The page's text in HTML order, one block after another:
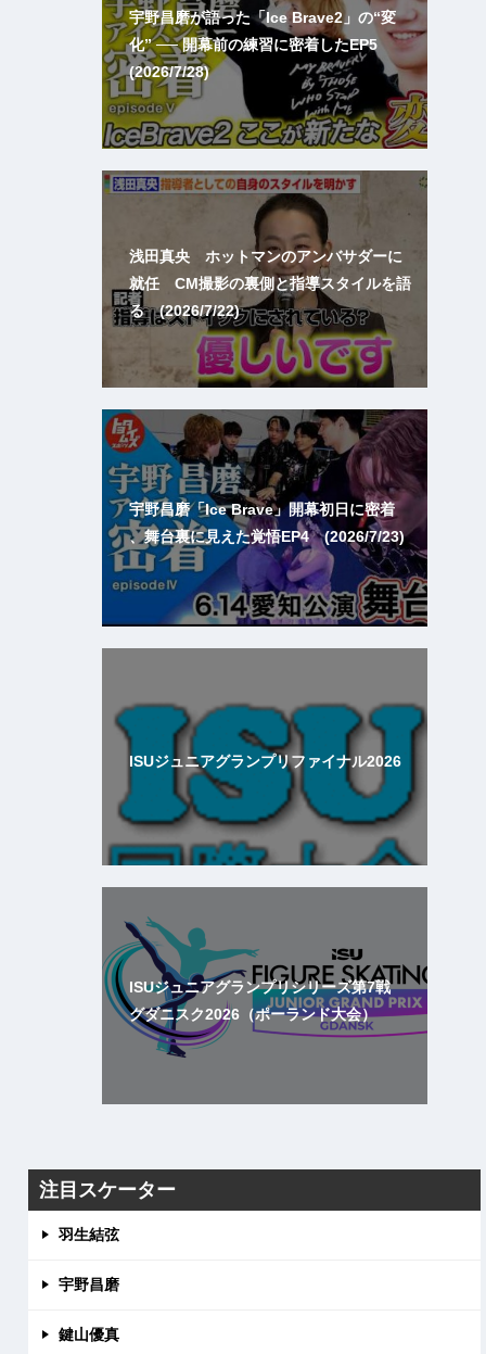
宇野昌磨が語った「Ice Brave2」の“変
化” ── 開幕前の練習に密着したEP5
(2026/7/28)
浅田真央 ホットマンのアンバサダーに
就任 CM撮影の裏側と指導スタイルを語
る (2026/7/22)
宇野昌磨「Ice Brave」開幕初日に密着
、舞台裏に見えた覚悟EP4 (2026/7/23)
ISUジュニアグランプリファイナル2026
ISUジュニアグランプリシリーズ第7戦
グダニスク2026（ポーランド大会）
注目スケーター
羽生結弦
宇野昌磨
鍵山優真